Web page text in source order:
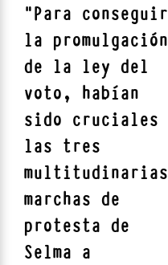
"Para conseguir
la promulgación
de la ley del
voto, habían
sido cruciales
las tres
multitudinarias
marchas de
protesta de
Selma a